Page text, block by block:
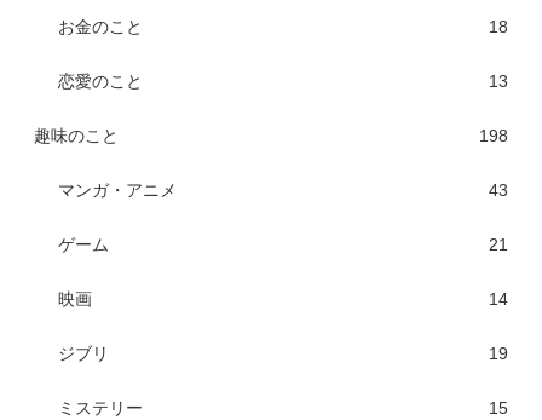
お金のこと 18
恋愛のこと 13
趣味のこと 198
マンガ・アニメ 43
ゲーム 21
映画 14
ジブリ 19
ミステリー 15